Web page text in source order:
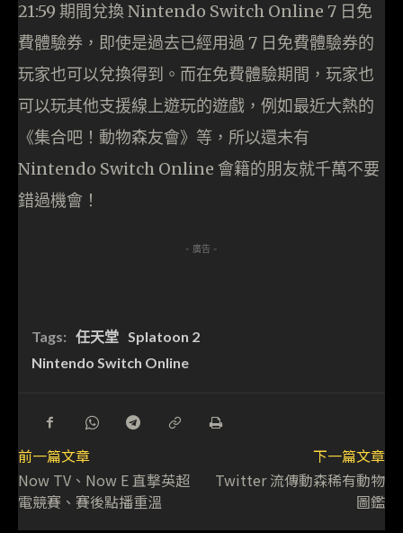
21:59 期間兌換 Nintendo Switch Online 7 日免
費體驗券，即使是過去已經用過 7 日免費體驗券的
玩家也可以兌換得到。而在免費體驗期間，玩家也
可以玩其他支援線上遊玩的遊戲，例如最近大熱的
《集合吧！動物森友會》等，所以還未有
Nintendo Switch Online 會籍的朋友就千萬不要
錯過機會！
- 廣告 -
Tags: 任天堂 Splatoon 2
Nintendo Switch Online
前一篇文章
Now TV、Now E 直撃英超
電競賽、賽後點播重溫
下一篇文章
Twitter 流傳動森稀有動物
圖鑑